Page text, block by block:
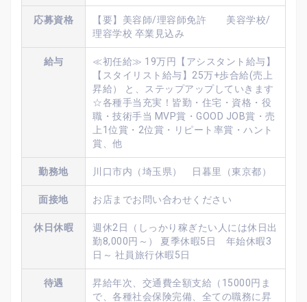
応募資格
【要】美容師/理容師免許 美容学校/
理容学校 卒業見込み
給与
≪初任給≫ 19万円【アシスタント給与】
【スタイリスト給与】25万+歩合給(売上
昇給） と、ステップアップしていきます
☆各種手当充実！皆勤・住宅・資格・役
職・技術手当 MVP賞・GOOD JOB賞・売
上1位賞・2位賞・リピート率賞・ハント
賞、他
勤務地 川口市内（埼玉県） 日暮里（東京都）
面接地 お店までお問い合わせください
休日休暇
週休2日（しっかり稼ぎたい人には休日出
勤8,000円～） 夏季休暇5日 年始休暇3
日～ 社員旅行休暇5日
待遇
昇給年次、交通費全額支給（15000円ま
で、各種社会保険完備、全ての職務に昇